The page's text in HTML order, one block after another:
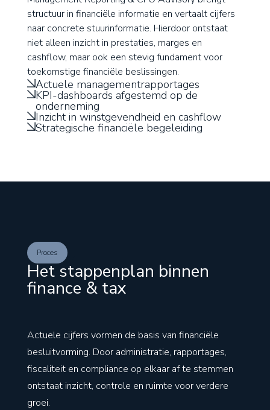
structuur in financiële informatie en vertaalt cijfers
naar concrete stuurinformatie. Hierdoor ontstaat
niet alleen inzicht in prestaties, marges en
cashflow, maar ook een stevig fundament voor
toekomstige financiële beslissingen.
Actuele managementrapportages
KPI-dashboards afgestemd op de
onderneming
Inzicht in winstgevendheid en cashflow
Strategische financiële begeleiding
Proces
Het stappenplan binnen
finance & tax
Actuele cijfers vormen de basis van financiële
besluitvorming. Door administratie, rapportages,
fiscaliteit en compliance op elkaar af te stemmen
ontstaat inzicht, controle en ruimte voor verdere
groei.